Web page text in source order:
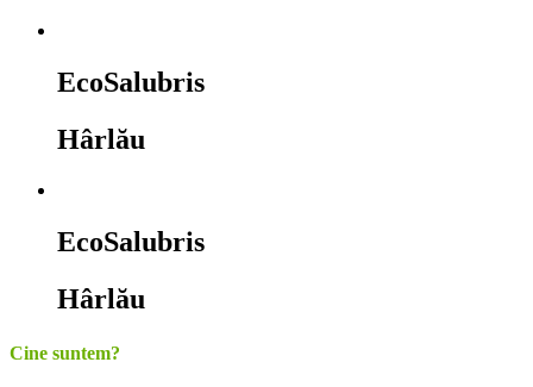
EcoSalubris
Hârlău
EcoSalubris
Hârlău
Cine suntem?